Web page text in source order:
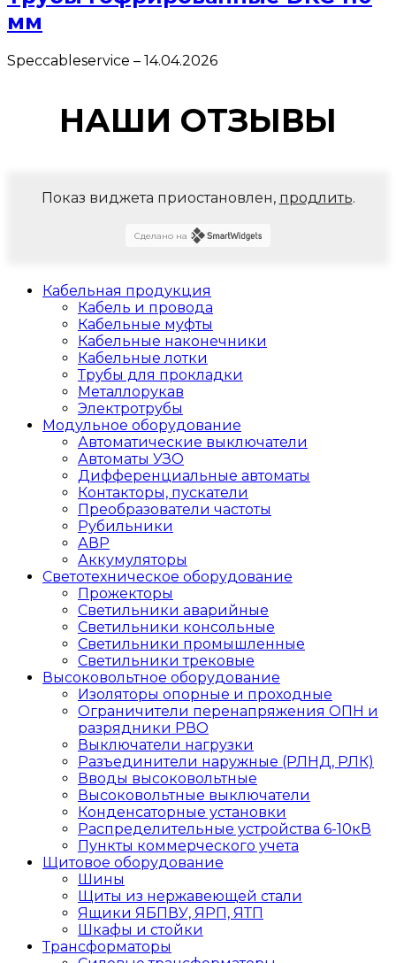
мм
Speccableservice – 14.04.2026
НАШИ ОТЗЫВЫ
Показ виджета приостановлен, продлить.
Сделано на
Кабельная продукция
Кабель и провода
Кабельные муфты
Кабельные наконечники
Кабельные лотки
Трубы для прокладки
Металлорукав
Электротрубы
Модульное оборудование
Автоматические выключатели
Автоматы УЗО
Дифференциальные автоматы
Контакторы, пускатели
Преобразователи частоты
Рубильники
АВР
Аккумуляторы
Светотехническое оборудование
Прожекторы
Светильники аварийные
Светильники консольные
Светильники промышленные
Светильники трековые
Высоковольтное оборудование
Изоляторы опорные и проходные
Ограничители перенапряжения ОПН и
разрядники РВО
Выключатели нагрузки
Разъединители наружные (РЛНД, РЛК)
Вводы высоковольтные
Высоковольтные выключатели
Конденсаторные установки
Распределительные устройства 6-10кВ
Пункты коммерческого учета
Щитовое оборудование
Шины
Щиты из нержавеющей стали
Ящики ЯБПВУ, ЯРП, ЯТП
Шкафы и стойки
Трансформаторы